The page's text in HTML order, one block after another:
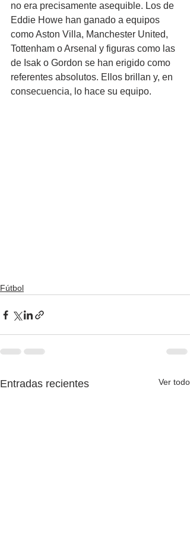
no era precisamente asequible. Los de
Eddie Howe han ganado a equipos
como Aston Villa, Manchester United,
Tottenham o Arsenal y figuras como las
de Isak o Gordon se han erigido como
referentes absolutos. Ellos brillan y, en
consecuencia, lo hace su equipo.
Fútbol
Entradas recientes Ver todo